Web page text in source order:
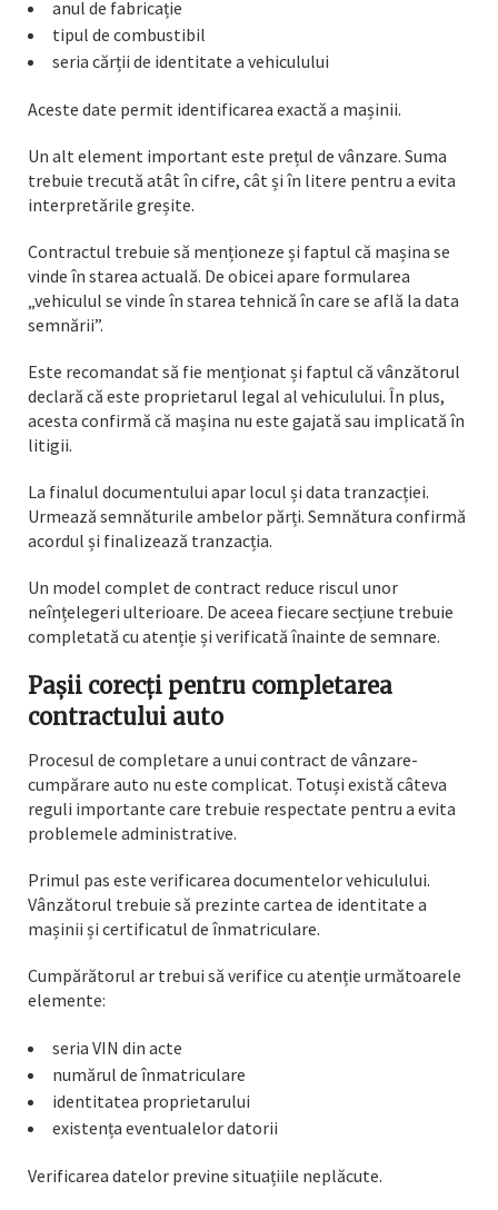
anul de fabricație
tipul de combustibil
seria cărții de identitate a vehiculului
Aceste date permit identificarea exactă a mașinii.
Un alt element important este prețul de vânzare. Suma
trebuie trecută atât în cifre, cât și în litere pentru a evita
interpretările greșite.
Contractul trebuie să menționeze și faptul că mașina se
vinde în starea actuală. De obicei apare formularea
„vehiculul se vinde în starea tehnică în care se află la data
semnării”.
Este recomandat să fie menționat și faptul că vânzătorul
declară că este proprietarul legal al vehiculului. În plus,
acesta confirmă că mașina nu este gajată sau implicată în
litigii.
La finalul documentului apar locul și data tranzacției.
Urmează semnăturile ambelor părți. Semnătura confirmă
acordul și finalizează tranzacția.
Un model complet de contract reduce riscul unor
neînțelegeri ulterioare. De aceea fiecare secțiune trebuie
completată cu atenție și verificată înainte de semnare.
Pașii corecți pentru completarea
contractului auto
Procesul de completare a unui contract de vânzare-
cumpărare auto nu este complicat. Totuși există câteva
reguli importante care trebuie respectate pentru a evita
problemele administrative.
Primul pas este verificarea documentelor vehiculului.
Vânzătorul trebuie să prezinte cartea de identitate a
mașinii și certificatul de înmatriculare.
Cumpărătorul ar trebui să verifice cu atenție următoarele
elemente:
seria VIN din acte
numărul de înmatriculare
identitatea proprietarului
existența eventualelor datorii
Verificarea datelor previne situațiile neplăcute.